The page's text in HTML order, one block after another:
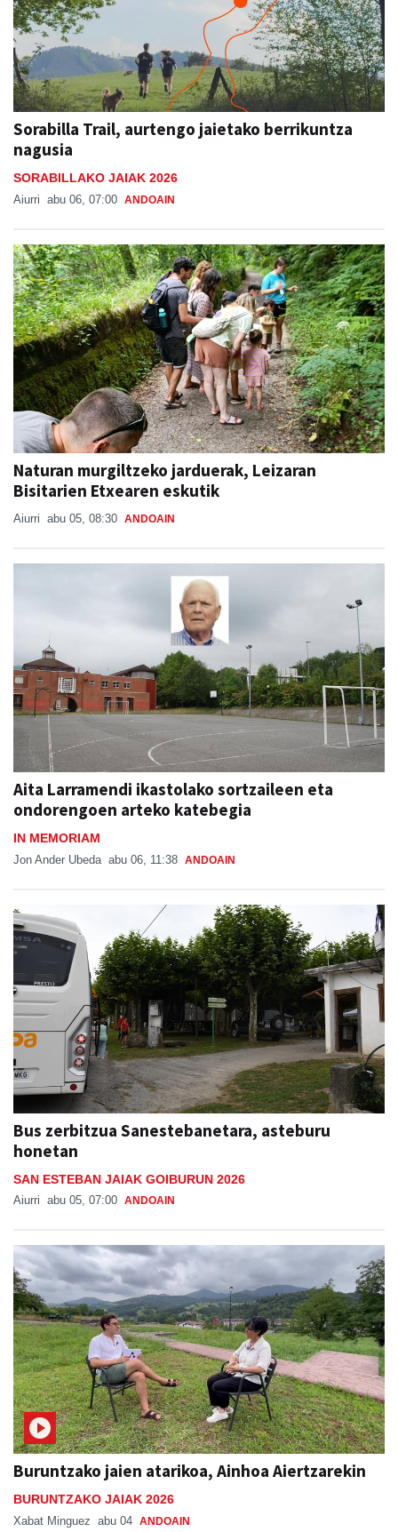
Sorabilla Trail, aurtengo jaietako berrikuntza
nagusia
SORABILLAKO JAIAK 2026
Aiurri abu 06, 07:00 ANDOAIN
Naturan murgiltzeko jarduerak, Leizaran
Bisitarien Etxearen eskutik
Aiurri abu 05, 08:30 ANDOAIN
Aita Larramendi ikastolako sortzaileen eta
ondorengoen arteko katebegia
IN MEMORIAM
Jon Ander Ubeda abu 06, 11:38 ANDOAIN
Bus zerbitzua Sanestebanetara, asteburu
honetan
SAN ESTEBAN JAIAK GOIBURUN 2026
Aiurri abu 05, 07:00 ANDOAIN
Buruntzako jaien atarikoa, Ainhoa Aiertzarekin
BURUNTZAKO JAIAK 2026
Xabat Minguez abu 04 ANDOAIN